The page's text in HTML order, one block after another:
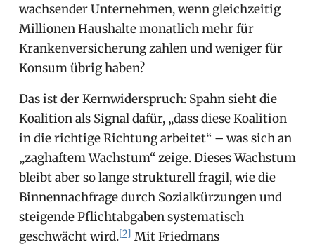
wachsender Unternehmen, wenn gleichzeitig
Millionen Haushalte monatlich mehr für
Krankenversicherung zahlen und weniger für
Konsum übrig haben?
Das ist der Kernwiderspruch: Spahn sieht die
Koalition als Signal dafür, „dass diese Koalition
in die richtige Richtung arbeitet“ – was sich an
„zaghaftem Wachstum“ zeige. Dieses Wachstum
bleibt aber so lange strukturell fragil, wie die
Binnennachfrage durch Sozialkürzungen und
steigende Pflichtabgaben systematisch
geschwächt wird.[2] Mit Friedmans